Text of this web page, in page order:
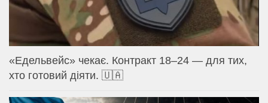
«Едельвейс» чекає. Контракт 18–24 — для тих,
хто готовий діяти. 🇺🇦